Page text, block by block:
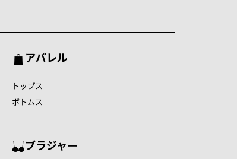
アパレル
トップス
ボトムス
ブラジャー